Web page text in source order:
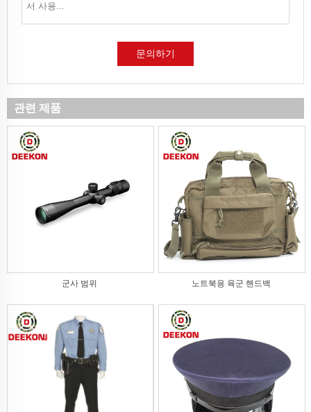
문의하기
관련 제품
군사 범위 노트북용 육군 핸드백